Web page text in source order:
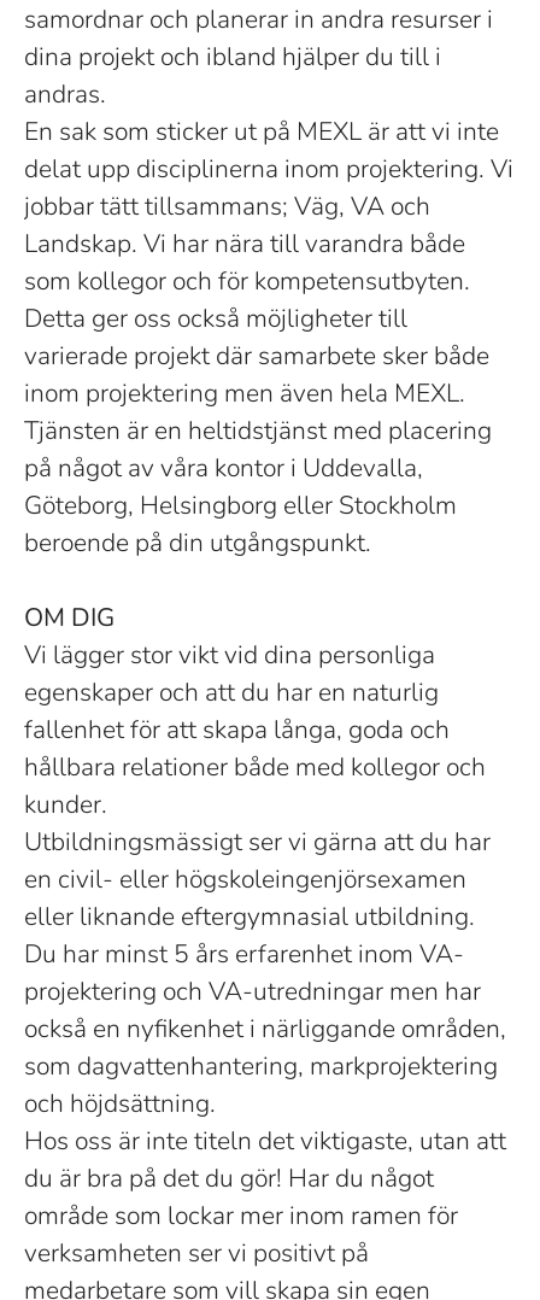
samordnar och planerar in andra resurser i
dina projekt och ibland hjälper du till i
andras.
En sak som sticker ut på MEXL är att vi inte
delat upp disciplinerna inom projektering. Vi
jobbar tätt tillsammans; Väg, VA och
Landskap. Vi har nära till varandra både
som kollegor och för kompetensutbyten.
Detta ger oss också möjligheter till
varierade projekt där samarbete sker både
inom projektering men även hela MEXL.
Tjänsten är en heltidstjänst med placering
på något av våra kontor i Uddevalla,
Göteborg, Helsingborg eller Stockholm
beroende på din utgångspunkt.
OM DIG
Vi lägger stor vikt vid dina personliga
egenskaper och att du har en naturlig
fallenhet för att skapa långa, goda och
hållbara relationer både med kollegor och
kunder.
Utbildningsmässigt ser vi gärna att du har
en civil- eller högskoleingenjörsexamen
eller liknande eftergymnasial utbildning.
Du har minst 5 års erfarenhet inom VA-
projektering och VA-utredningar men har
också en nyfikenhet i närliggande områden,
som dagvattenhantering, markprojektering
och höjdsättning.
Hos oss är inte titeln det viktigaste, utan att
du är bra på det du gör! Har du något
område som lockar mer inom ramen för
verksamheten ser vi positivt på
medarbetare som vill skapa sin egen